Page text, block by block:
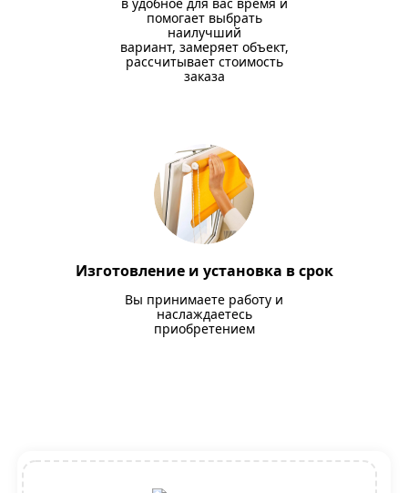
помогает выбрать
наилучший
вариант, замеряет объект,
рассчитывает стоимость
заказа
Изготовление и установка в срок
Вы принимаете работу и
наслаждаетесь
приобретением